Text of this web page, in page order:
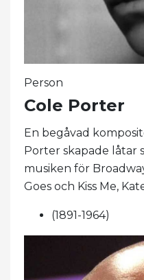
Person
Cole Porter
En begåvad
Porter skapade låtar
musiken för
Goes och Kiss Me,
(1891-1964)